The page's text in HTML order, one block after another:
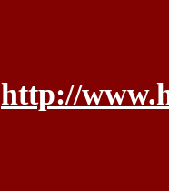
http://